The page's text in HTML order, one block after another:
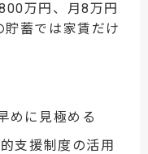
万円、月8万円
蓄では家賃だけ
めに見極める
支援制度の活用